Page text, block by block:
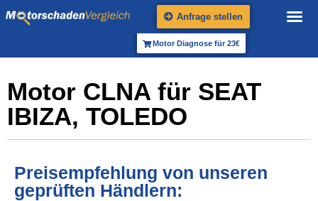
Anfrage stellen
Motor Diagnose für 23€
Motor CLNA für SEAT
IBIZA, TOLEDO
Preisempfehlung von unseren
geprüften Händlern: